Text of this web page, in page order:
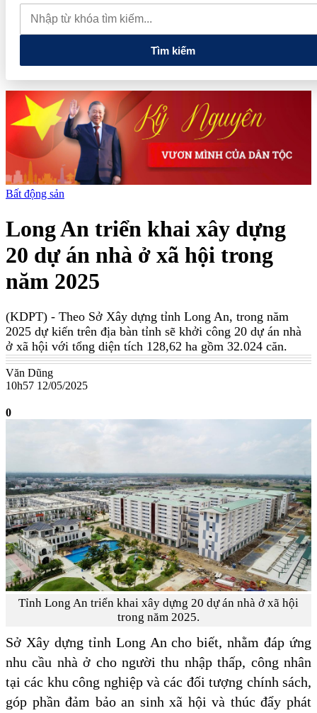
Tìm kiếm
Bất động sản
Long An triển khai xây dựng
20 dự án nhà ở xã hội trong
năm 2025
(KDPT) - Theo Sở Xây dựng tỉnh Long An, trong năm
2025 dự kiến trên địa bàn tỉnh sẽ khởi công 20 dự án nhà
ở xã hội với tổng diện tích 128,62 ha gồm 32.024 căn.
Văn Dũng
10h57 12/05/2025
0
Tỉnh Long An triển khai xây dựng 20 dự án nhà ở xã hội
trong năm 2025.
Sở Xây dựng tỉnh Long An cho biết, nhằm đáp ứng
nhu cầu nhà ở cho người thu nhập thấp, công nhân
tại các khu công nghiệp và các đối tượng chính sách,
góp phần đảm bảo an sinh xã hội và thúc đẩy phát